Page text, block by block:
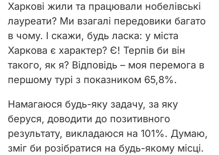
Харкові жили та працювали нобелівські
лауреати? Ми взагалі передовики багато
в чому. І скажи, будь ласка: у міста
Харкова є характер? Є! Терпів би він
такого, як я? Відповідь – моя перемога в
першому турі з показником 65,8%.
Намагаюся будь-яку задачу, за яку
беруся, доводити до позитивного
результату, викладаюся на 101%. Думаю,
зміг би розібратися на будь-якому місці.